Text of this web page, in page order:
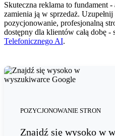
Skuteczna reklama to fundament -
zamienia ją w sprzedaż. Uzupełnij
pozycjonowanie, profesjonalną
dostępny dla klientów całą dobę -
Telefonicznego AI.
POZYCJONOWANIE STRON
Znajdź się wysoko w